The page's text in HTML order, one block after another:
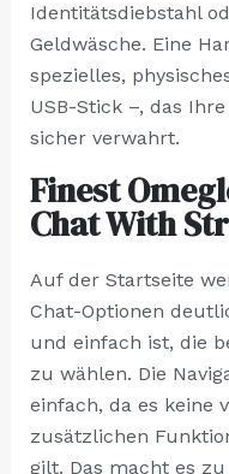
Identitätsdiebstahl
Geldwäsche. Eine
spezielles,
USB-Stick –, das
sicher verwahrt.
Finest
Chat With
Auf der Startseite
Chat-Optionen
und einfach ist, die
zu wählen. Die
einfach, da es keine
zusätzlichen
gilt. Das macht es